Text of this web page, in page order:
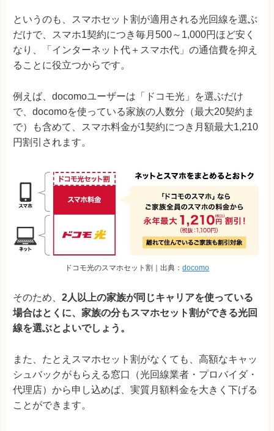
というのも、スマホセット割が適用される光回線を選ぶ
だけで、スマホ1契約につき毎月500～1,000円ほど安く
なり、「インターネット代＋スマホ代」の通信費を抑え
ることに役立つからです。
例えば、docomoユーザーは「ドコモ光」を選ぶだけ
で、docomoを使っている家族の人数分（最大20契約ま
で）も含めて、スマホ料金が1契約につき月額最大1,210
円割引されます。
ドコモ光のスマホセット割｜出典： docomo
そのため、 2人以上の家族が同じキャリアを使っている
場合はとくに、家族の分もスマホセット割ができる光回
線を選ぶとよいでしょう。
また、たとえスマホセット割がなくても、高額なキャッ
シュバックがもらえる窓口（光回線業者・プロバイダ・
代理店）から申し込めば、実質月額料金を大きく下げる
ことができます。